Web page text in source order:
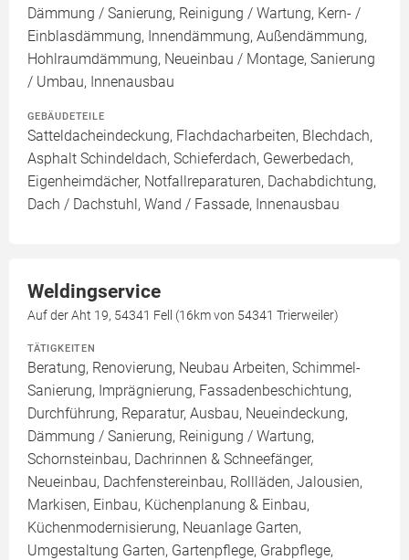
Dämmung / Sanierung, Reinigung / Wartung, Kern- /
Einblasdämmung, Innendämmung, Außendämmung,
Hohlraumdämmung, Neueinbau / Montage, Sanierung
/ Umbau, Innenausbau
GEBÄUDETEILE
Satteldacheindeckung, Flachdacharbeiten, Blechdach,
Asphalt Schindeldach, Schieferdach, Gewerbedach,
Eigenheimdächer, Notfallreparaturen, Dachabdichtung,
Dach / Dachstuhl, Wand / Fassade, Innenausbau
Weldingservice
Auf der Aht 19, 54341 Fell (16km von 54341 Trierweiler)
TÄTIGKEITEN
Beratung, Renovierung, Neubau Arbeiten, Schimmel-
Sanierung, Imprägnierung, Fassadenbeschichtung,
Durchführung, Reparatur, Ausbau, Neueindeckung,
Dämmung / Sanierung, Reinigung / Wartung,
Schornsteinbau, Dachrinnen & Schneefänger,
Neueinbau, Dachfenstereinbau, Rollläden, Jalousien,
Markisen, Einbau, Küchenplanung & Einbau,
Küchenmodernisierung, Neuanlage Garten,
Umgestaltung Garten, Gartenpflege, Grabpflege,